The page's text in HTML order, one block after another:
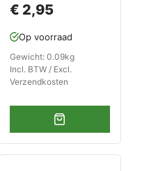
gereedschapsbord
€ 2,95
Op voorraad
Gewicht: 0.09kg
Incl. BTW / Excl.
Verzendkosten